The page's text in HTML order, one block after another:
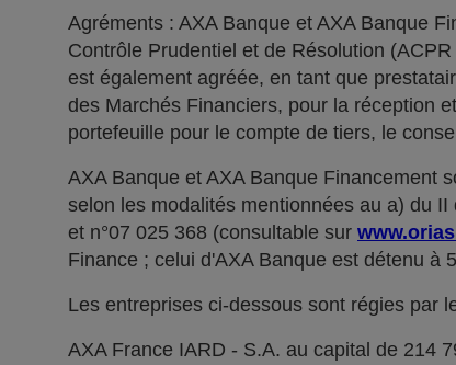
Agréments : AXA Banque et AXA Banque
Contrôle Prudentiel et de Résolution
est également agréée, en tant que
des Marchés Financiers, pour la réception
portefeuille pour le compte de tiers, le
AXA Banque et AXA Banque Financement
selon les modalités mentionnées au a) du
et n°07 025 368 (consultable sur
Finance ; celui d'AXA Banque est détenu à
Les entreprises ci-dessous sont régies par
AXA France IARD - S.A. au capital de 214